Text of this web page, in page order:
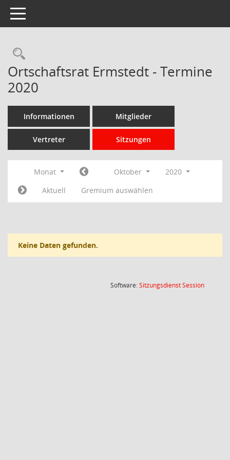
Toggle navigation
Rechercheauswahl
Ortschaftsrat Ermstedt - Termine
2020
Informationen Mitglieder
Vertreter Sitzungen
Monat Oktober
2020
Aktuell
Gremium auswählen
Keine Daten gefunden.
Software:SitzungsdienstSession(Wird in